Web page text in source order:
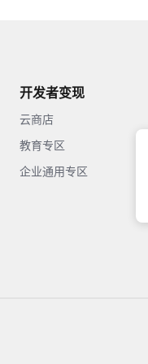
开发者变现
云商店
教育专区
企业通用专区